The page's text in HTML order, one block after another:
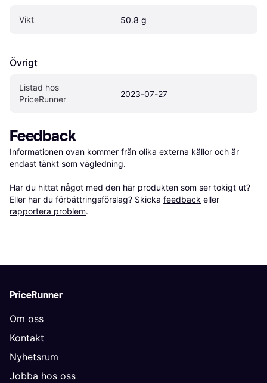
Vikt 50.8 g
Övrigt
Listad hos
PriceRunner
2023-07-27
Feedback
Informationen ovan kommer från olika externa källor och är
endast tänkt som vägledning.
Har du hittat något med den här produkten som ser tokigt ut?
Eller har du förbättringsförslag? Skicka feedback eller
rapportera problem.
PriceRunner
Om oss
Kontakt
Nyhetsrum
Jobba hos oss